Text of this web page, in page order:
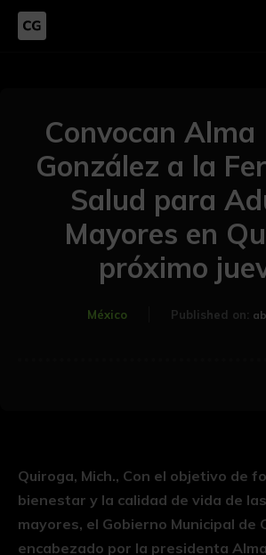
Convocan Alma
González a la
Salud para
Mayores en
próximo
México Published on:
Quiroga, Mich., Con el objetivo de
bienestar y la calidad de vida de
mayores, el Gobierno Municipal de
encabezado por la presidenta